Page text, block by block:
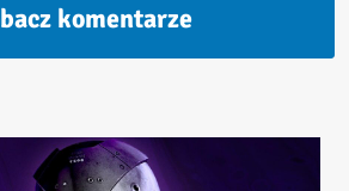
komentarze